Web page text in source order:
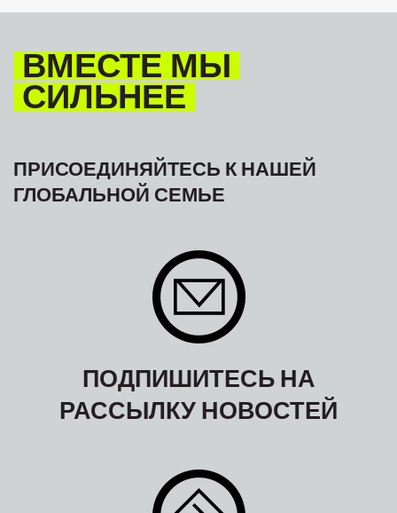
ВМЕСТЕ МЫ
СИЛЬНЕЕ
ПРИСОЕДИНЯЙТЕСЬ К НАШЕЙ
ГЛОБАЛЬНОЙ СЕМЬЕ
ПОДПИШИТЕСЬ НА
РАССЫЛКУ НОВОСТЕЙ